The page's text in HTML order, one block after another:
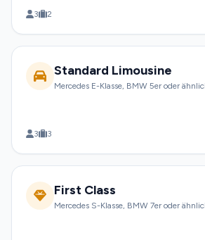
3 2
Standard Limousine
Mercedes E-Klasse, BMW 5er oder
3 3
First Class
Mercedes S-Klasse, BMW 7er oder